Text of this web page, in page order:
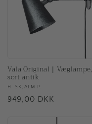
Vala Original | Væglampe,
sort antik
Forhandler:
H. SKJALM P.
Normalpris
949,00 DKK